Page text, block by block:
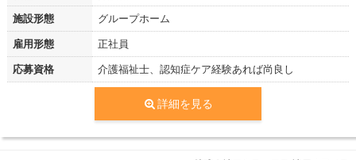
施設形態 グループホーム
雇用形態 正社員
応募資格 介護福祉士、認知症ケア経験あれば尚良し
詳細を見る